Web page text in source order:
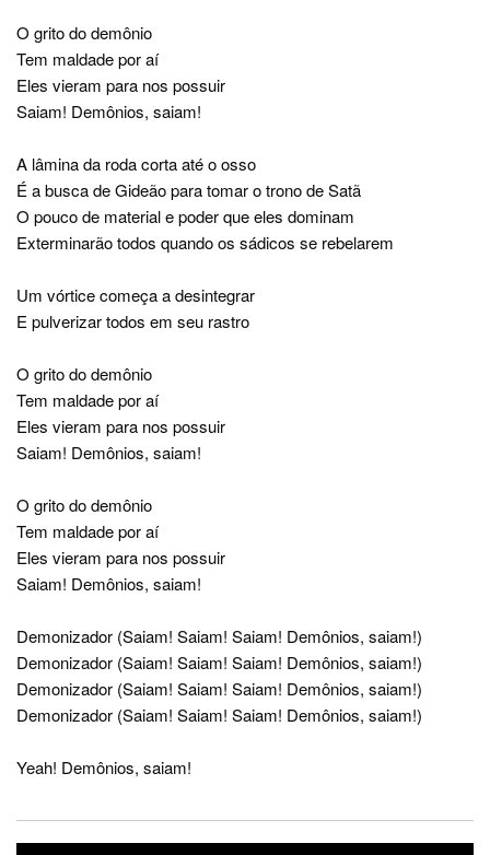
O grito do demônio
Tem maldade por aí
Eles vieram para nos possuir
Saiam! Demônios, saiam!
A lâmina da roda corta até o osso
É a busca de Gideão para tomar o trono de Satã
O pouco de material e poder que eles dominam
Exterminarão todos quando os sádicos se rebelarem
Um vórtice começa a desintegrar
E pulverizar todos em seu rastro
O grito do demônio
Tem maldade por aí
Eles vieram para nos possuir
Saiam! Demônios, saiam!
O grito do demônio
Tem maldade por aí
Eles vieram para nos possuir
Saiam! Demônios, saiam!
Demonizador (Saiam! Saiam! Saiam! Demônios, saiam!)
Demonizador (Saiam! Saiam! Saiam! Demônios, saiam!)
Demonizador (Saiam! Saiam! Saiam! Demônios, saiam!)
Demonizador (Saiam! Saiam! Saiam! Demônios, saiam!)
Yeah! Demônios, saiam!